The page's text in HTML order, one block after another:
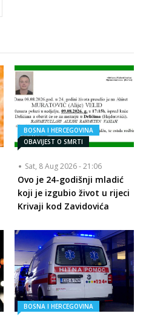
BOSNA I HERCEGOVINA
OBAVIJEST O SMRTI
Sat, 8 Aug 2026 - 21:06
Ovo je 24-godišnji mladić
koji je izgubio život u rijeci
Krivaji kod Zavidovića
BOSNA I HERCEGOVINA